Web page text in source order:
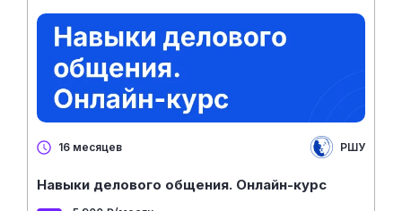
16 месяцев РШУ
Навыки делового общения. Онлайн-курс